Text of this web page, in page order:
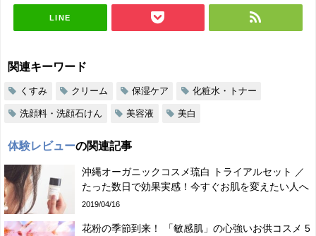
LINE
関連キーワード
くすみ クリーム 保湿ケア 化粧水・トナー
洗顔料・洗顔石けん 美容液 美白
体験レビューの関連記事
沖縄オーガニックコスメ琉白 トライアルセット ／
たった数日で効果実感！今すぐお肌を変えたい人へ
2019/04/16
花粉の季節到来！ 「敏感肌」の心強いお供コスメ 5